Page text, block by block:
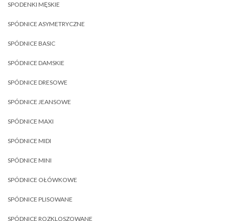
SPODENKI MĘSKIE
SPÓDNICE ASYMETRYCZNE
SPÓDNICE BASIC
SPÓDNICE DAMSKIE
SPÓDNICE DRESOWE
SPÓDNICE JEANSOWE
SPÓDNICE MAXI
SPÓDNICE MIDI
SPÓDNICE MINI
SPÓDNICE OŁÓWKOWE
SPÓDNICE PLISOWANE
SPÓDNICE ROZKLOSZOWANE